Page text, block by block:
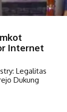
Internet
Legalitas
Dukung